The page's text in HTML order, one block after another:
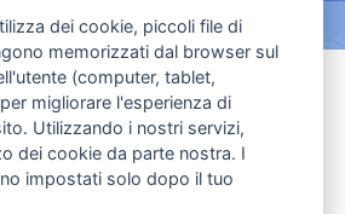
dei cookie, piccoli file di
memorizzati dal browser sul
(computer, tablet,
migliorare l'esperienza di
Utilizzando i nostri servizi,
dei cookie da parte nostra. I
impostati solo dopo il tuo